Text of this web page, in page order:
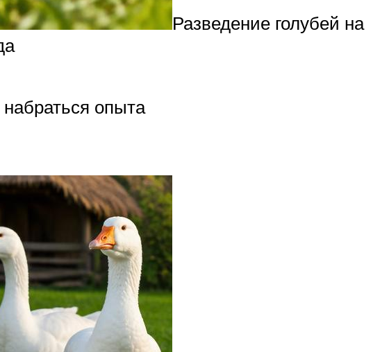
Разведение голубей на
опыта